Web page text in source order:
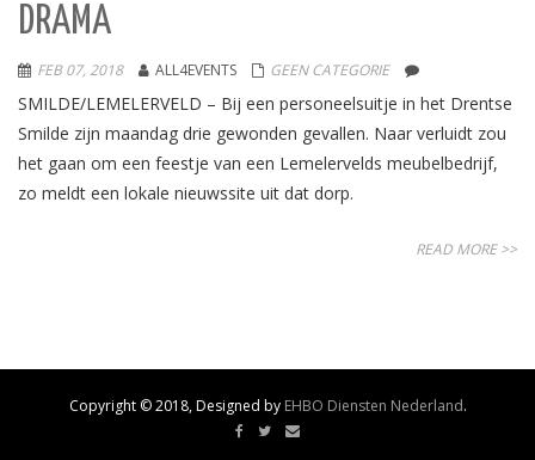
DRAMA
FEB 07, 2018 ALL4EVENTS GEEN CATEGORIE
SMILDE/LEMELERVELD – Bij een personeelsuitje in het Drentse
Smilde zijn maandag drie gewonden gevallen. Naar verluidt zou
het gaan om een feestje van een Lemelervelds meubelbedrijf,
zo meldt een lokale nieuwssite uit dat dorp.
READ MORE >>
Copyright © 2018, Designed by EHBO Diensten Nederland.